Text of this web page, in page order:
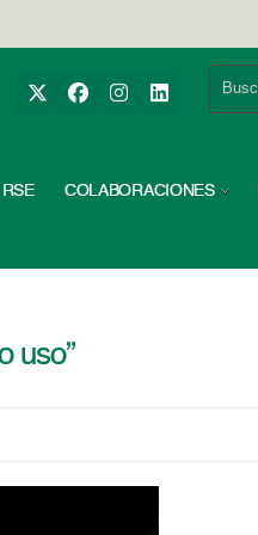
RSE COLABORACIONES
uso”